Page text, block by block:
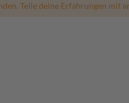
Teile deine Erfahrungen mit